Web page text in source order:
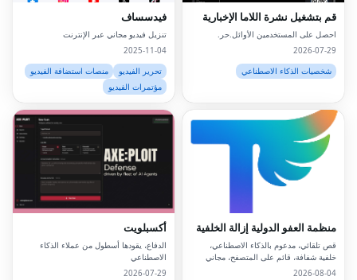
قم بتشغيل نشرة اللاما الإخبارية
احصل على المستخدمين الأوائل.حر.
2026-07-29
شخصيات الذكاء الاصطناعي
فيدسساف
تنزيل فيديو مجاني عبر الإنترنت
2025-11-04
تحرير الفيديو
منصات استضافة الفيديو
مؤتمرات الفيديو
منظمة العفو الدولية إزالة الخلفية
قص تلقائي، مدعوم بالذكاء الاصطناعي،
خلفية شفافة، قائم على المتصفح، مجاني
على الإنترنت
2026-08-04
أكسبلويت
الدفاع، يقودها أسطول من عملاء الذكاء
الاصطناعي
2026-07-29